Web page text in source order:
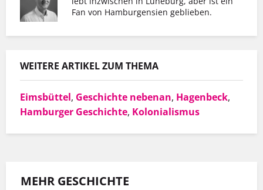
Fan von Hamburgensien geblieben.
WEITERE ARTIKEL ZUM THEMA
Eimsbüttel, Geschichte nebenan, Hagenbeck,
Hamburger Geschichte, Kolonialismus
Er hat mit Hinz&Kunzt nicht nur eine
Wohnung gefunden, sondern auch einen
MEHR INFOS
MEHR GESCHICHTE